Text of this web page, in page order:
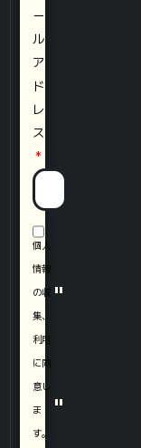
ー
ル
ア
ド
レ
ス
個人
情報
の収
集、
利用
に同
意し
ま
す。
"
"